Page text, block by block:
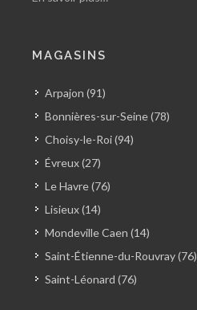
MAGASINS
Arpajon (91)
Bonnières-sur-Seine (78)
Choisy-le-Roi (94)
Évreux (27)
Le Havre (76)
Lisieux (14)
Mondeville Caen (14)
Saint-Étienne-du-Rouvray (76)
Saint-Léonard (76)